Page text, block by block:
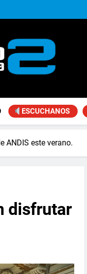
“Se logró que Nación
“Se logró que
ESCUCHANOS
ANDIS este verano.
disfrutar